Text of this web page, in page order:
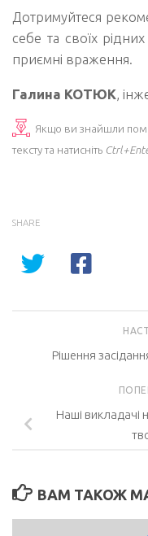
Дотримуйтеся
себе та своїх
приємні враження.
Галина КОТЮК,
Якщо ви знайшли
тексту та натисніть
SHARE
Рішення
Наші викладачі
ВАМ ТАКОЖ